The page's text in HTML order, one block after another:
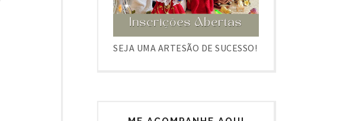
SEJA UMA ARTESÃO DE SUCESSO!